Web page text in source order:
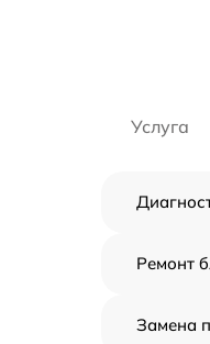
Услуга
Ремонт
Замена